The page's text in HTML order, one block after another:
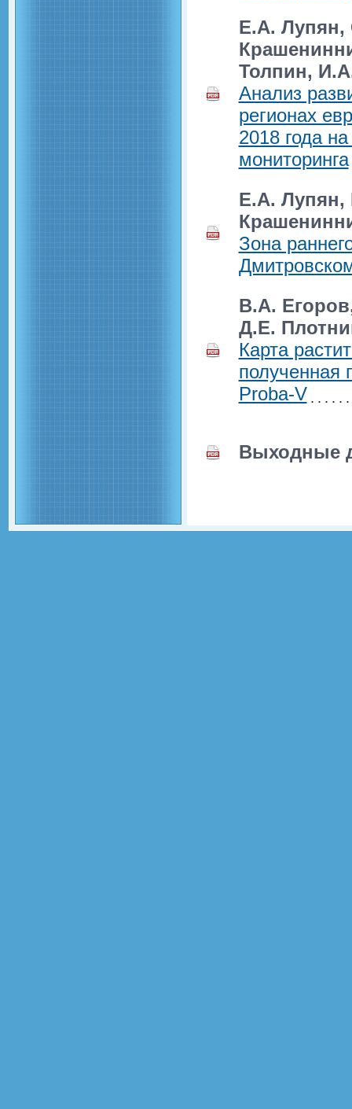
E.А.
Толпин,
Анализ
регионах
2018 года
мониторинга
E.А.
Зона
В.А.
Д.Е.
Карта
полученная
Proba-V
Выходные